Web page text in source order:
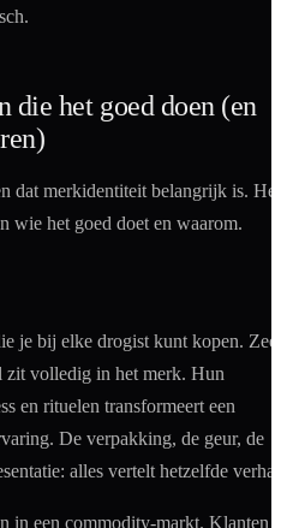
die het goed doen (en
dat merkidentiteit belangrijk is.
wie het goed doet en waarom.
je bij elke drogist kunt kopen.
zit volledig in het merk. Hun
en rituelen transformeert een
De verpakking, de geur, de
alles vertelt hetzelfde
in een commodity-markt. Klanten